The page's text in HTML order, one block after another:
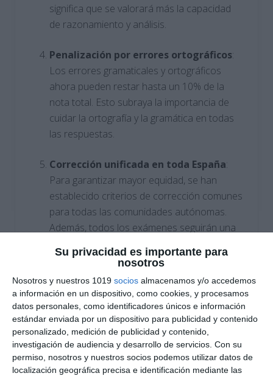
Su privacidad es importante para
nosotros
Nosotros y nuestros 1019 socios almacenamos y/o accedemos
a información en un dispositivo, como cookies, y procesamos
datos personales, como identificadores únicos e información
estándar enviada por un dispositivo para publicidad y contenido
personalizado, medición de publicidad y contenido,
investigación de audiencia y desarrollo de servicios. Con su
permiso, nosotros y nuestros socios podemos utilizar datos de
localización geográfica precisa e identificación mediante las
significa que se valorará más la capacidad
de razonamiento y análisis.
Penalización por errores ortográficos:
Los errores gramaticales y ortográficos
ahora pueden restar hasta un 10% de la
nota total. Esto subraya la importancia de
cuidar la ortografía y la gramática en todas
las respuestas.
Corrección unificada en toda España:
Para garantizar mayor equidad, se han
establecido criterios de corrección comunes
para todas las comunidades autónomas.
Además, todos los exámenes seguirán una
apliquen los mismos estándares en todo el
Proceso de revisión más riguroso: A
diferencia de años anteriores, donde solo
un profesor corregía el examen, ahora
habrá una doble corrección obligatoria. Si
hay una diferencia de dos o más puntos